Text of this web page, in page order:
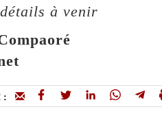
à venir
: